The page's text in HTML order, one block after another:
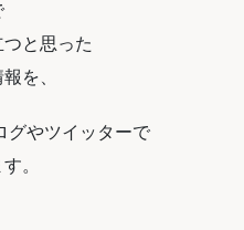
と思った
を、
グやツイッターで
。